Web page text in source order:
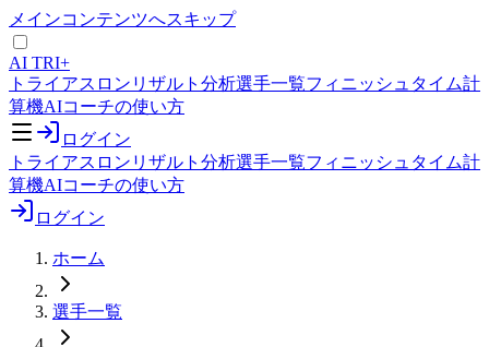
メインコンテンツへスキップ
AI TRI+
トライアスロンリザルト分析選手一覧フィニッシュタイム計
算機AIコーチの使い方
ログイン
トライアスロンリザルト分析選手一覧フィニッシュタイム計
算機AIコーチの使い方
ログイン
ホーム
選手一覧